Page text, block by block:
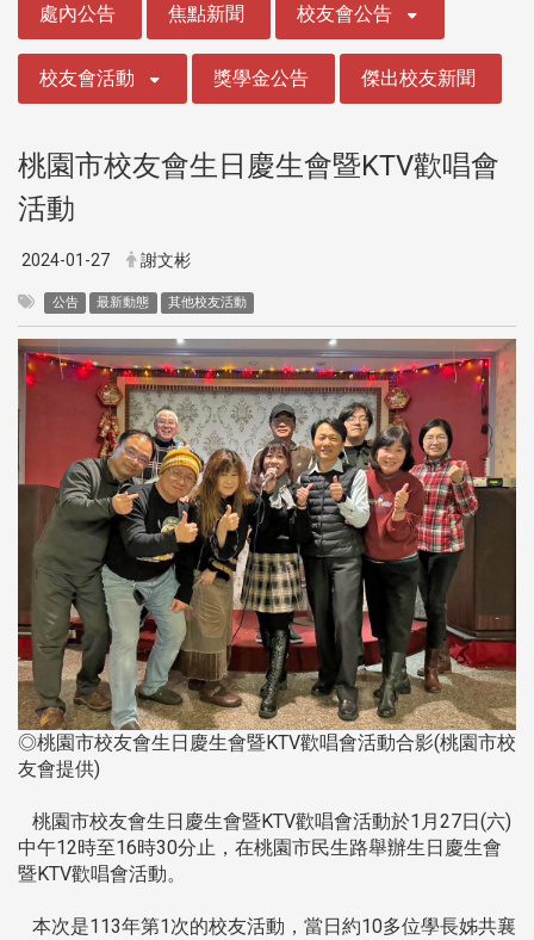
處內公告 焦點新聞 校友會公告
校友會活動 獎學金公告 傑出校友新聞
桃園市校友會生日慶生會暨KTV歡唱會
活動
2024-01-27 謝文彬
公告 最新動態 其他校友活動
◎桃園市校友會生日慶生會暨KTV歡唱會活動合影(桃園市校
友會提供)
桃園市校友會生日慶生會暨KTV歡唱會活動於1月27日(六)
中午12時至16時30分止，在桃園市民生路舉辦生日慶生會
暨KTV歡唱會活動。
本次是113年第1次的校友活動，當日約10多位學長姊共襄